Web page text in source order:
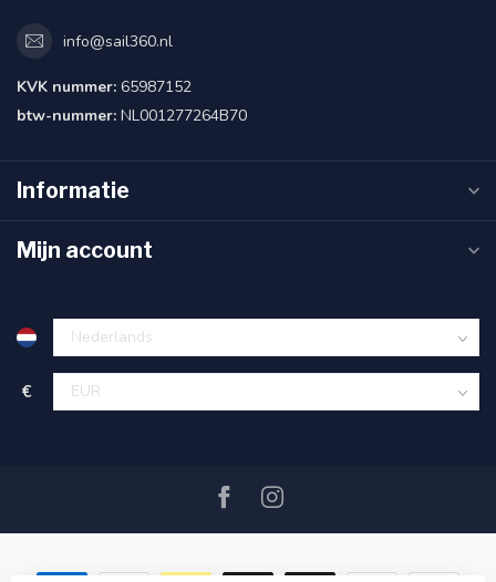
info@sail360.nl
KVK nummer: 65987152
btw-nummer: NL001277264B70
Informatie
Mijn account
€